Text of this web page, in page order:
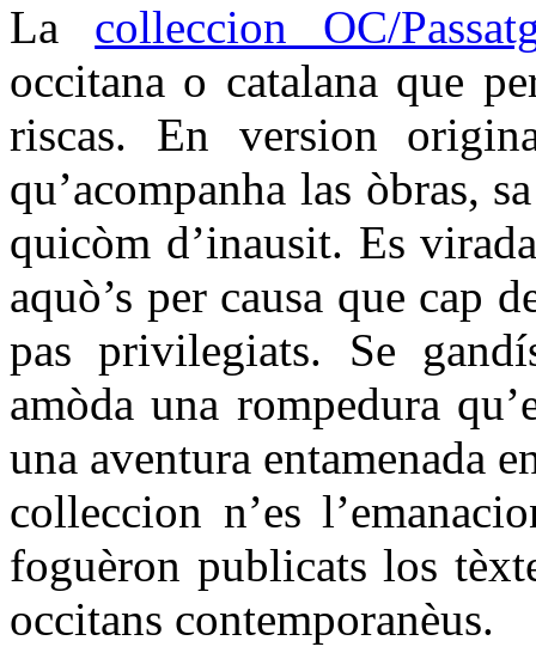
La colleccion OC/
occitana o catalana que
riscas. En version
qu’acompanha las òbras,
quicòm d’inausit. Es
aquò’s per causa que cap
pas privilegiats. Se
amòda una rompedura
una aventura entamenada
colleccion n’es
foguèron publicats los
occitans contemporanèus.